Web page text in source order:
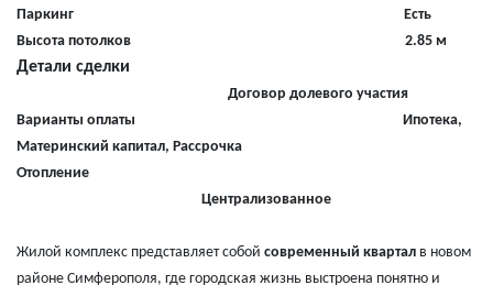
Паркинг Есть
Высота потолков 2.85 м
Детали сделки
Договор долевого участия
Варианты оплаты Ипотека,
Материнский капитал, Рассрочка
Отопление
Централизованное
Жилой комплекс представляет собой современный квартал в новом
районе Симферополя, где городская жизнь выстроена понятно и